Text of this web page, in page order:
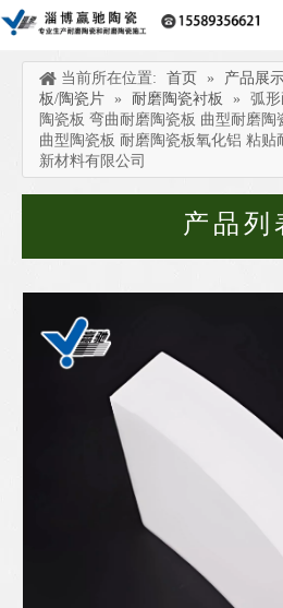
当前所在位置: 首页 » 产品展
板/陶瓷片
» 耐磨陶瓷衬板 »
弧
陶瓷板 弯曲耐磨陶瓷板 曲型耐磨
曲型陶瓷板 耐磨陶瓷板氧化铝 粘贴
新材料有限公司
产品列